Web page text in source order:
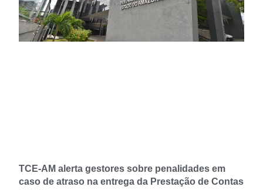
TCE-AM alerta gestores sobre penalidades em
caso de atraso na entrega da Prestação de Contas